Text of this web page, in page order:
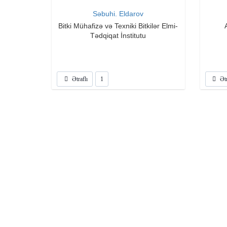
Səbuhi. Eldarov
Bitki Mühafizə və Texniki Bitkilər Elmi-
Tədqiqat İnstitutu
Ətraflı 1